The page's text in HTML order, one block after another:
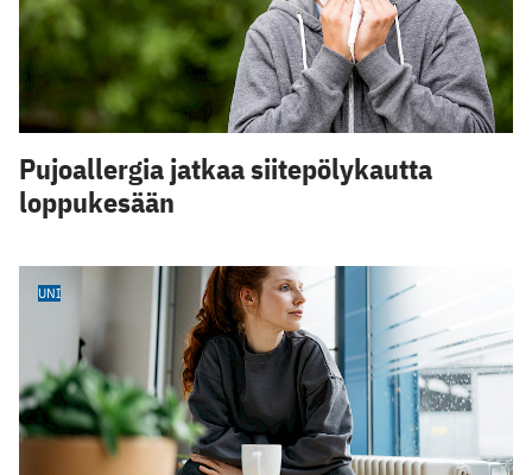
Pujoallergia jatkaa siitepölykautta
loppukesään
UNI